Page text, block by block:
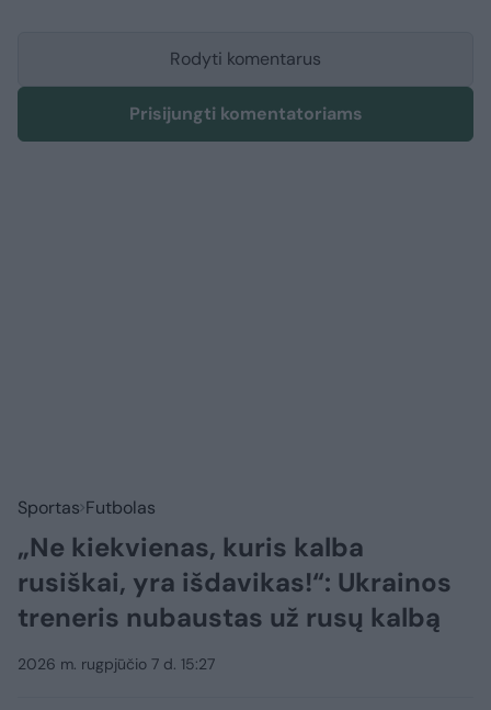
Rodyti komentarus
Prisijungti komentatoriams
Sportas Futbolas
„Ne kiekvienas, kuris kalba
rusiškai, yra išdavikas!“: Ukrainos
treneris nubaustas už rusų kalbą
2026 m. rugpjūčio 7 d. 15:27